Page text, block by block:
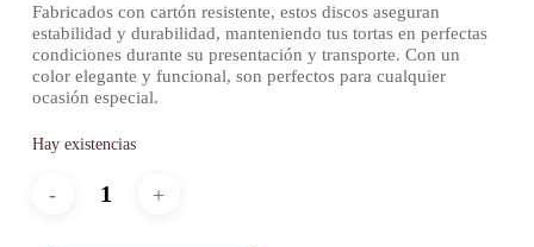
Fabricados con cartón resistente, estos discos aseguran
estabilidad y durabilidad, manteniendo tus tortas en perfectas
condiciones durante su presentación y transporte. Con un
color elegante y funcional, son perfectos para cualquier
ocasión especial.
Hay existencias